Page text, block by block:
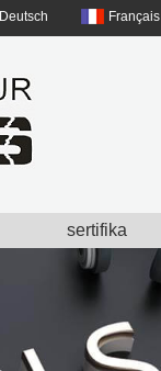
Deutsch Français
sertifika